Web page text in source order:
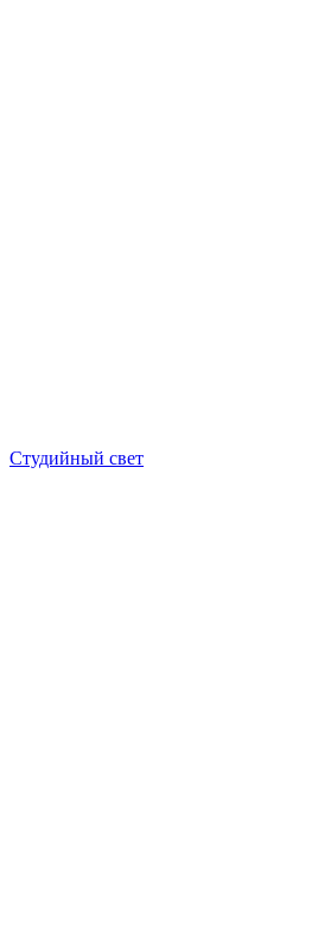
Студийный свет